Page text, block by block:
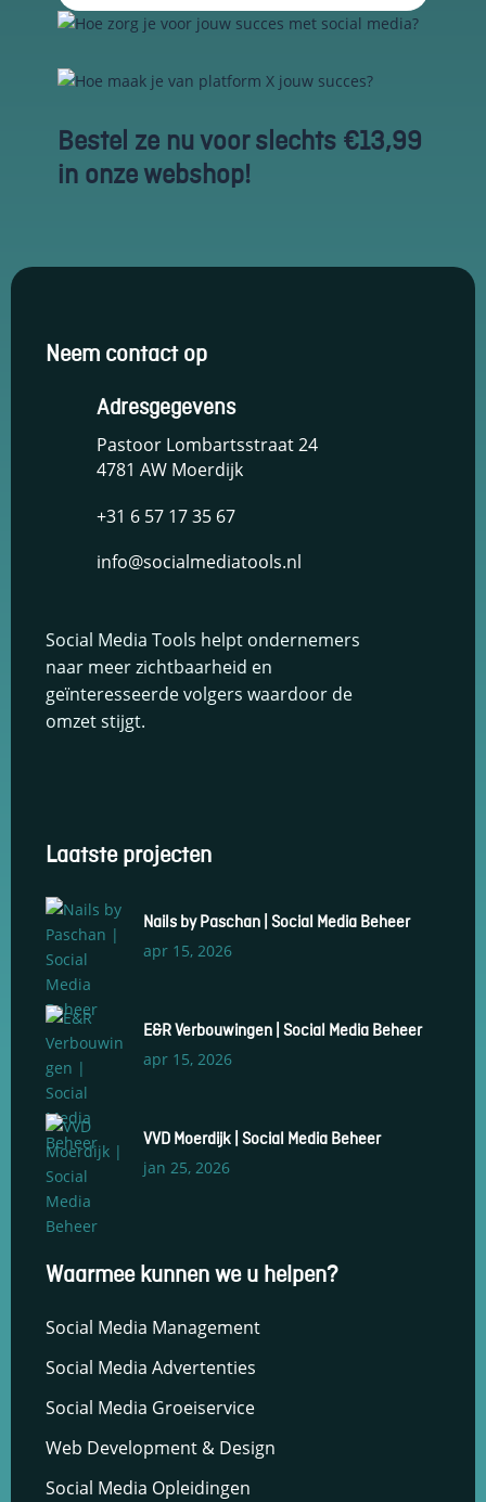
Bestel ze nu voor slechts €13,99
in onze webshop!
Neem contact op
Adresgegevens
Pastoor Lombartsstraat 24
4781 AW Moerdijk
+31 6 57 17 35 67
info@socialmediatools.nl
Social Media Tools helpt ondernemers
naar meer zichtbaarheid en
geïnteresseerde volgers waardoor de
omzet stijgt.
Laatste projecten
Nails by Paschan | Social Media Beheer
apr 15, 2026
E&R Verbouwingen | Social Media Beheer
apr 15, 2026
VVD Moerdijk | Social Media Beheer
jan 25, 2026
Waarmee kunnen we u helpen?
Social Media Management
Social Media Advertenties
Social Media Groeiservice
Web Development & Design
Social Media Opleidingen
en om
analyses uit